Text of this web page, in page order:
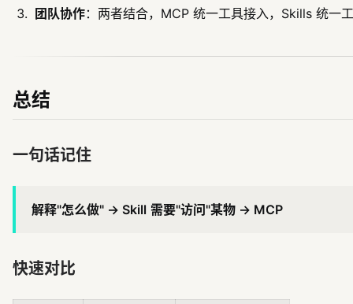
团队协作：两者结合，MCP 统一工具接入，Skills 统一
总结
一句话记住
解释"怎么做" → Skill 需要"访问"某物 → MCP
快速对比